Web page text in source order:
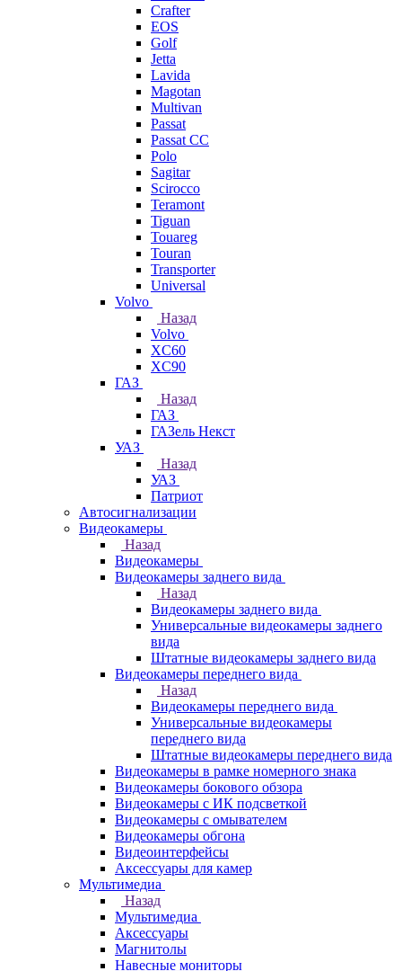
Crafter
EOS
Golf
Jetta
Lavida
Magotan
Multivan
Passat
Passat CC
Polo
Sagitar
Scirocco
Teramont
Tiguan
Touareg
Touran
Transporter
Universal
Volvo
Назад
Volvo
XC60
XC90
ГАЗ
Назад
ГАЗ
ГАЗель Некст
УАЗ
Назад
УАЗ
Патриот
Автосигнализации
Видеокамеры
Назад
Видеокамеры
Видеокамеры заднего вида
Назад
Видеокамеры заднего вида
Универсальные видеокамеры заднего
вида
Штатные видеокамеры заднего вида
Видеокамеры переднего вида
Назад
Видеокамеры переднего вида
Универсальные видеокамеры
переднего вида
Штатные видеокамеры переднего вида
Видеокамеры в рамке номерного знака
Видеокамеры бокового обзора
Видеокамеры с ИК подсветкой
Видеокамеры с омывателем
Видеокамеры обгона
Видеоинтерфейсы
Аксессуары для камер
Мультимедиа
Назад
Мультимедиа
Аксессуары
Магнитолы
Навесные мониторы